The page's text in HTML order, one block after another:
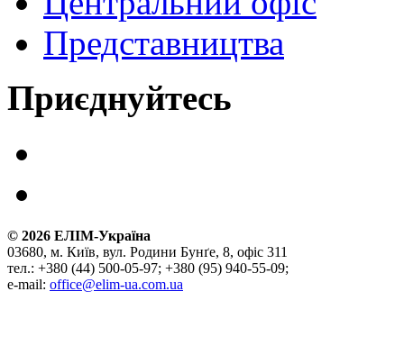
Представництва
Приєднуйтесь
© 2026 ЕЛІМ-Україна
03680, м. Київ, вул. Родини Бунґе, 8, офіс 311
тел.: +380 (44) 500-05-97; +380 (95) 940-55-09;
e-mail: office@elim-ua.com.ua